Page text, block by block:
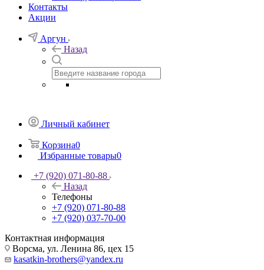
Контакты
Акции
Аргун
Назад
Личный кабинет
Корзина0
Избранные товары0
+7 (920) 071-80-88
Назад
Телефоны
+7 (920) 071-80-88
+7 (920) 037-70-00
Контактная информация
Ворсма, ул. Ленина 86, цех 15
kasatkin-brothers@yandex.ru